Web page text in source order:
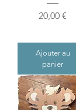
Prix
20,00 €
Ajouter au
panier